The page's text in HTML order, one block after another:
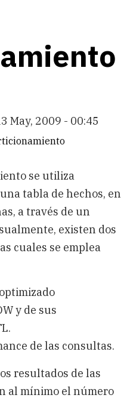
May, 2009 - 00:45
se utiliza
tabla de hechos, en
a través de un
existen dos
cuales se emplea
y de sus
de las consultas.
resultados de las
al mínimo el número